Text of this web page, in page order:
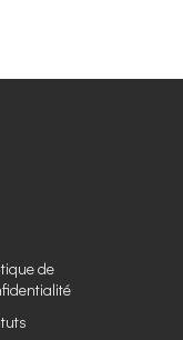
de